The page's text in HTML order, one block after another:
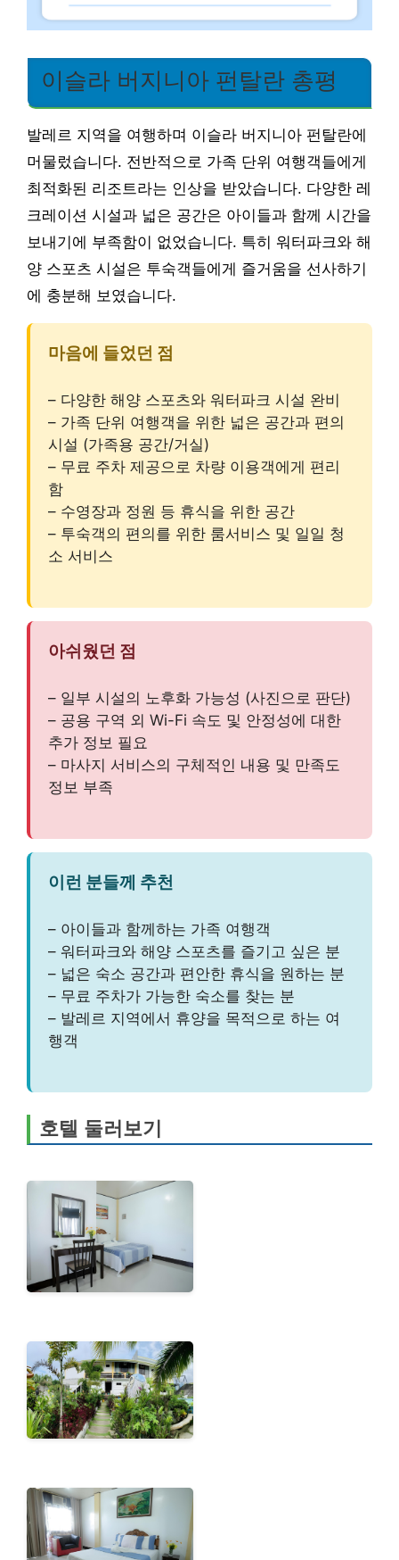
이슬라 버지니아 펀탈란 총평
발레르 지역을 여행하며 이슬라 버지니아 펀탈란에
머물렀습니다. 전반적으로 가족 단위 여행객들에게
최적화된 리조트라는 인상을 받았습니다. 다양한 레
크레이션 시설과 넓은 공간은 아이들과 함께 시간을
보내기에 부족함이 없었습니다. 특히 워터파크와 해
양 스포츠 시설은 투숙객들에게 즐거움을 선사하기
에 충분해 보였습니다.
마음에 들었던 점
– 다양한 해양 스포츠와 워터파크 시설 완비
– 가족 단위 여행객을 위한 넓은 공간과 편의
시설 (가족용 공간/거실)
– 무료 주차 제공으로 차량 이용객에게 편리
함
– 수영장과 정원 등 휴식을 위한 공간
– 투숙객의 편의를 위한 룸서비스 및 일일 청
소 서비스
아쉬웠던 점
– 일부 시설의 노후화 가능성 (사진으로 판단)
– 공용 구역 외 Wi-Fi 속도 및 안정성에 대한
추가 정보 필요
– 마사지 서비스의 구체적인 내용 및 만족도
정보 부족
이런 분들께 추천
– 아이들과 함께하는 가족 여행객
– 워터파크와 해양 스포츠를 즐기고 싶은 분
– 넓은 숙소 공간과 편안한 휴식을 원하는 분
– 무료 주차가 가능한 숙소를 찾는 분
– 발레르 지역에서 휴양을 목적으로 하는 여
행객
호텔 둘러보기